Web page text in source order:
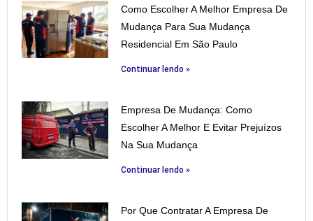
Como Escolher A Melhor Empresa De
Mudança Para Sua Mudança
Residencial Em São Paulo
Continuar lendo »
Empresa De Mudança: Como
Escolher A Melhor E Evitar Prejuízos
Na Sua Mudança
Continuar lendo »
Por Que Contratar A Empresa De